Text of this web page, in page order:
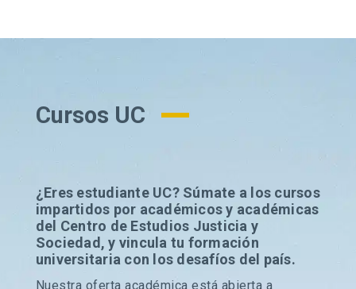
Cursos UC
¿Eres estudiante UC? Súmate a los cursos
impartidos por académicos y académicas
del Centro de Estudios Justicia y
Sociedad, y vincula tu formación
universitaria con los desafíos del país.
Nuestra oferta académica está abierta a